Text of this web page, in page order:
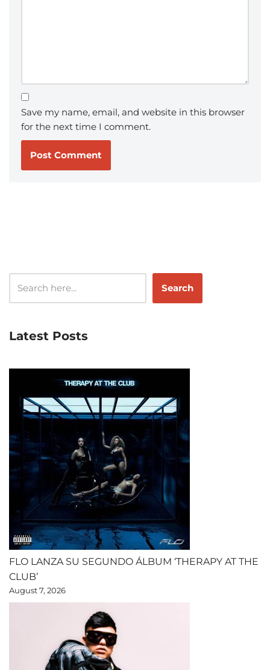
Save my name, email, and website in this browser
for the next time I comment.
Search
Latest Posts
FLO LANZA SU SEGUNDO ÁLBUM ‘THERAPY AT THE
CLUB’
August 7, 2026